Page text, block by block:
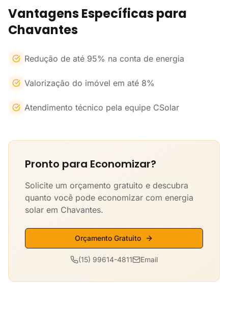
Vantagens Específicas para
Chavantes
Redução de até 95% na conta de energia
Valorização do imóvel em até 8%
Atendimento técnico pela equipe CSolar
Pronto para Economizar?
Solicite um orçamento gratuito e descubra
quanto você pode economizar com energia
solar em Chavantes.
Orçamento Gratuito
(15) 99614-4811 Email